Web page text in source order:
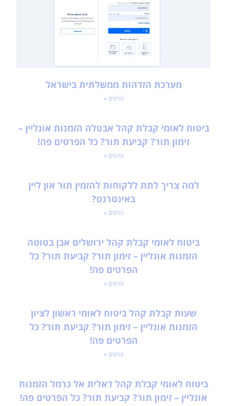
מערכת הזדהות ממשלתית בישראל
פרטים »
ביטוח לאומי קבלת קהל אבטלה הזמנות אונליין –
זימון תור? קביעת תור? כל הפרטים פה!
פרטים »
למה צריך לתת ללקוחות להזמין תור און ליין
באינטרנט?
פרטים »
ביטוח לאומי קבלת קהל ירושלים אבן בטוטה
הזמנות אונליין – זימון תור? קביעת תור? כל
הפרטים פה!
פרטים »
שעות קבלת קהל ביטוח לאומי ראשון לציון
הזמנות אונליין – זימון תור? קביעת תור? כל
הפרטים פה!
פרטים »
ביטוח לאומי קבלת קהל דאלית אל כרמל הזמנות
אונליין – זימון תור? קביעת תור? כל הפרטים פה!